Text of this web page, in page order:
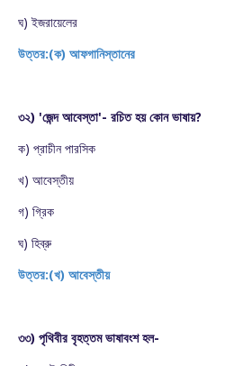
ঘ) ইজরায়েলের
উত্তর:(ক) আফগানিস্তানের
৩২) 'জেন্দ আবেস্তা'- রচিত হয় কোন ভাষায়?
ক) প্রাচীন পারসিক
খ) আবেস্তীয়
গ) গ্রিক
ঘ) হিব্রু
উত্তর:(খ) আবেস্তীয়
৩৩) পৃথিবীর বৃহত্তম ভাষাবংশ হল-